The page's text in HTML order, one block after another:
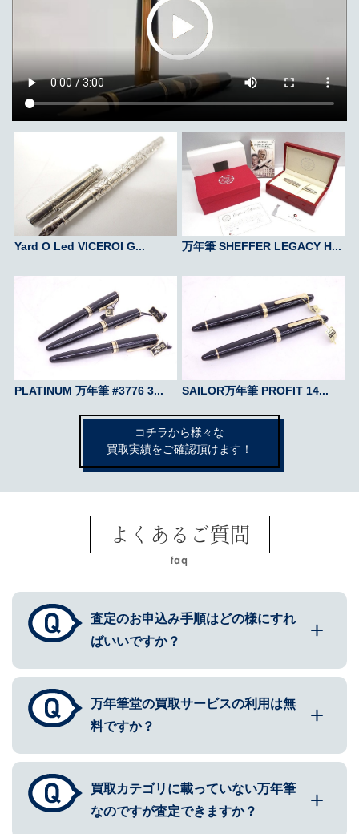
Yard O Led VICEROI G... 万年筆 SHEFFER LEGACY H...
PLATINUM 万年筆 #3776 3... SAILOR万年筆 PROFIT 14...
コチラから様々な
買取実績をご確認頂けます！
よくあるご質問
faq
査定のお申込み手順はどの様にすれ
ばいいですか？
万年筆堂の買取サービスの利用は無
料ですか？
買取カテゴリに載っていない万年筆
なのですが査定できますか？